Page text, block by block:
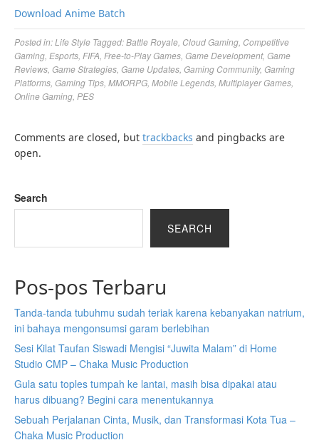
Download Anime Batch
Posted in:Life Style Tagged:Battle Royale Cloud Gaming Competitive
Gaming Esports FIFA Free-to-Play Games Game Development, Game
Reviews Game Strategies Game Updates Gaming Community, Gaming
Platforms Gaming Tips MMORPG Mobile Legends Multiplayer Games
Online Gaming PES
Comments are closed, but trackbacks and pingbacks are
open.
Search
SEARCH
Pos-pos Terbaru
Tanda-tanda tubuhmu sudah teriak karena kebanyakan natrium,
ini bahaya mengonsumsi garam berlebihan
Sesi Kilat Taufan Siswadi Mengisi “Juwita Malam” di Home
Studio CMP – Chaka Music Production
Gula satu toples tumpah ke lantai, masih bisa dipakai atau
harus dibuang? Begini cara menentukannya
Sebuah Perjalanan Cinta, Musik, dan Transformasi Kota Tua –
Chaka Music Production